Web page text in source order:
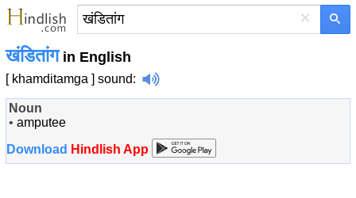
×
खंडितांगin English
[ khamditamga ] sound:
Noun
• amputee
Download Hindlish App